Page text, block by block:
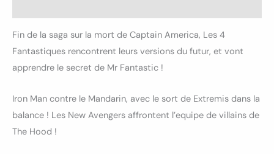
Fin de la saga sur la mort de Captain America, Les 4
Fantastiques rencontrent leurs versions du futur, et vont
apprendre le secret de Mr Fantastic !
Iron Man contre le Mandarin, avec le sort de Extremis dans la
balance ! Les New Avengers affrontent l’equipe de villains de
The Hood !